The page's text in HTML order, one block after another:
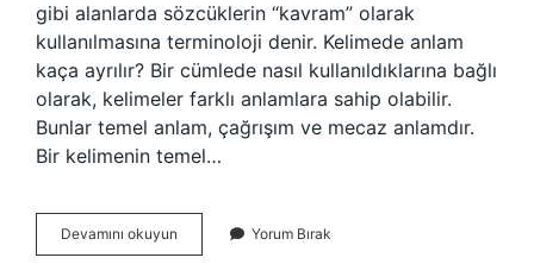
gibi alanlarda sözcüklerin “kavram” olarak
kullanılmasına terminoloji denir. Kelimede anlam
kaça ayrılır? Bir cümlede nasıl kullanıldıklarına bağlı
olarak, kelimeler farklı anlamlara sahip olabilir.
Bunlar temel anlam, çağrışım ve mecaz anlamdır.
Bir kelimenin temel…
Devamını okuyun Kelimede
Anlam
Yorum Bırak